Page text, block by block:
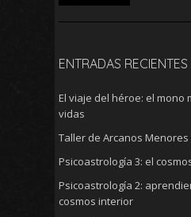
ENTRADAS RECIENTES
El viaje del héroe: el mono
vidas
Taller de Arcanos Menores
Psicoastrología 3: el
Psicoastrología 2:
cosmos interior